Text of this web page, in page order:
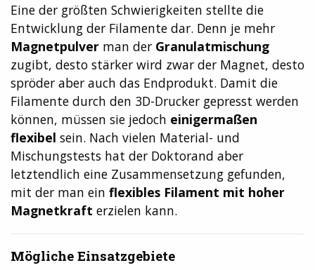
Eine der größten Schwierigkeiten stellte die
Entwicklung der Filamente dar. Denn je mehr
Magnetpulver man der Granulatmischung
zugibt, desto stärker wird zwar der Magnet, desto
spröder aber auch das Endprodukt. Damit die
Filamente durch den 3D-Drucker gepresst werden
können, müssen sie jedoch einigermaßen
flexibel sein. Nach vielen Material- und
Mischungstests hat der Doktorand aber
letztendlich eine Zusammensetzung gefunden,
mit der man ein flexibles Filament mit hoher
Magnetkraft erzielen kann.
Mögliche Einsatzgebiete